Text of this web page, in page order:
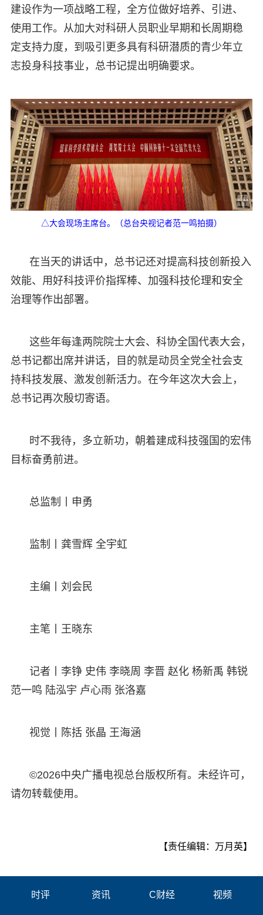
建设作为一项战略工程，全方位做好培养、引进、
使用工作。从加大对科研人员职业早期和长周期稳
定支持力度，到吸引更多具有科研潜质的青少年立
志投身科技事业，总书记提出明确要求。
△大会现场主席台。（总台央视记者范一鸣拍摄）
在当天的讲话中，总书记还对提高科技创新投入
效能、用好科技评价指挥棒、加强科技伦理和安全
治理等作出部署。
这些年每逢两院院士大会、科协全国代表大会，
总书记都出席并讲话，目的就是动员全党全社会支
持科技发展、激发创新活力。在今年这次大会上，
总书记再次殷切寄语。
时不我待，多立新功，朝着建成科技强国的宏伟
目标奋勇前进。
总监制丨申勇
监制丨龚雪辉 全宇虹
主编丨刘会民
主笔丨王晓东
记者丨李铮 史伟 李晓周 李晋 赵化 杨新禹 韩锐
范一鸣 陆泓宇 卢心雨 张洛嘉
视觉丨陈括 张晶 王海涵
©2026中央广播电视总台版权所有。未经许可，
请勿转载使用。
【责任编辑：万月英】
时评 资讯 C财经 视频